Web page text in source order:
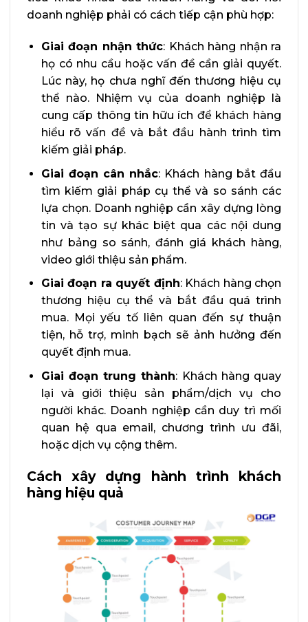
doanh nghiệp phải có cách tiếp cận phù hợp:
Giai đoạn nhận thức: Khách hàng nhận ra
họ có nhu cầu hoặc vấn đề cần giải quyết.
Lúc này, họ chưa nghĩ đến thương hiệu cụ
thể nào. Nhiệm vụ của doanh nghiệp là
cung cấp thông tin hữu ích để khách hàng
hiểu rõ vấn đề và bắt đầu hành trình tìm
kiếm giải pháp.
Giai đoạn cân nhắc: Khách hàng bắt đầu
tìm kiếm giải pháp cụ thể và so sánh các
lựa chọn. Doanh nghiệp cần xây dựng lòng
tin và tạo sự khác biệt qua các nội dung
như bảng so sánh, đánh giá khách hàng,
video giới thiệu sản phẩm.
Giai đoạn ra quyết định: Khách hàng chọn
thương hiệu cụ thể và bắt đầu quá trình
mua. Mọi yếu tố liên quan đến sự thuận
tiện, hỗ trợ, minh bạch sẽ ảnh hưởng đến
quyết định mua.
Giai đoạn trung thành: Khách hàng quay
lại và giới thiệu sản phẩm/dịch vụ cho
người khác. Doanh nghiệp cần duy trì mối
quan hệ qua email, chương trình ưu đãi,
hoặc dịch vụ cộng thêm.
Cách xây dựng hành trình khách
hàng hiệu quả